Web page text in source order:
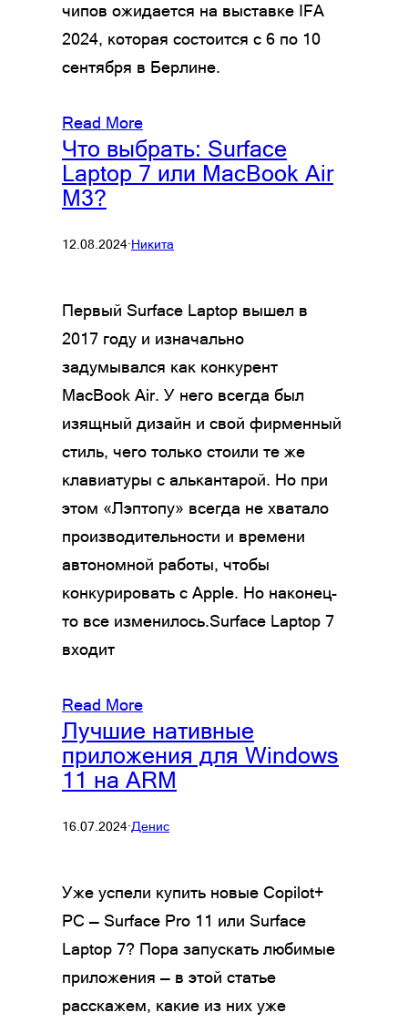
чипов ожидается на выставке IFA
2024, которая состоится с 6 по 10
сентября в Берлине.
Read More
Что выбрать: Surface
Laptop 7 или MacBook Air
M3?
12.08.2024·Никита
Первый Surface Laptop вышел в
2017 году и изначально
задумывался как конкурент
MacBook Air. У него всегда был
изящный дизайн и свой фирменный
стиль, чего только стоили те же
клавиатуры с алькантарой. Но при
этом «Лэптопу» всегда не хватало
производительности и времени
автономной работы, чтобы
конкурировать с Apple. Но наконец-
то все изменилось.Surface Laptop 7
входит
Read More
Лучшие нативные
приложения для Windows
11 на ARM
16.07.2024·Денис
Уже успели купить новые Copilot+
PC — Surface Pro 11 или Surface
Laptop 7? Пора запускать любимые
приложения — в этой статье
расскажем, какие из них уже